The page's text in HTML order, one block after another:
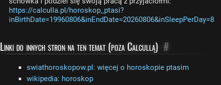
https://calculla.pl/horoskop_ptasi?
inBirthDate=19960806&inEndDate=20260806&inSleepPerDay=8
Linki do innych stron na ten temat (poza Calcullą) #
swiathoroskopow.pl: więcej o horoskopie ptasim
wikipedia: horoskop